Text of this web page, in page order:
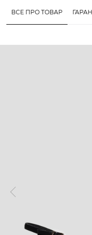
ВСЕ ПРО ТОВАР